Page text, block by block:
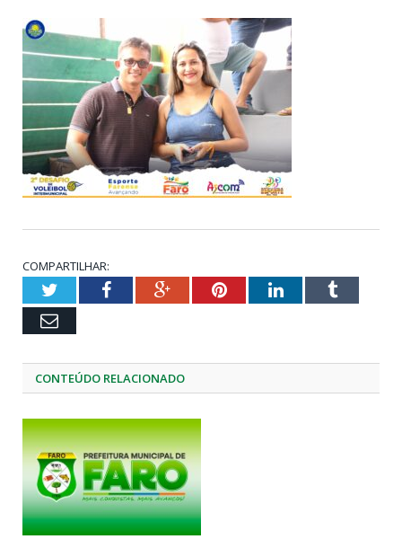
COMPARTILHAR:
TwitterFacebookGoogle+PinterestLinkedInTumblr
Email
CONTEÚDO RELACIONADO